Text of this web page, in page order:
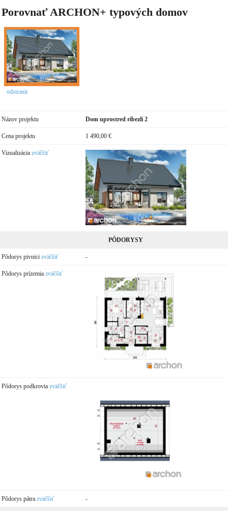
Porovnať ARCHON+ typových domov
odstranit
Názov projektu Dom uprostred ríbezlí 2
Cena projektu 1 490,00 €
Vizualizácia zväčšiť
PÔDORYSY
Pôdorys pivnici zväčšiť -
Pôdorys prízemia zväčšiť
Pôdorys podkrovia zväčšiť
Pôdorys pátra zväčšiť -